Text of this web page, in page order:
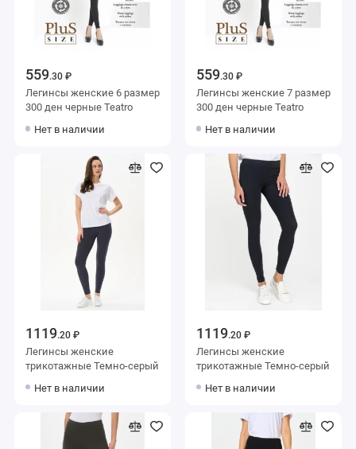
559.30 ₽
Легинсы женские 6 размер
300 ден черные Teatro
Нет в наличии
559.30 ₽
Легинсы женские 7 размер
300 ден черные Teatro
Нет в наличии
1119.20 ₽
Легинсы женские
трикотажные Темно-серый
Нет в наличии
1119.20 ₽
Легинсы женские
трикотажные Темно-серый
Нет в наличии